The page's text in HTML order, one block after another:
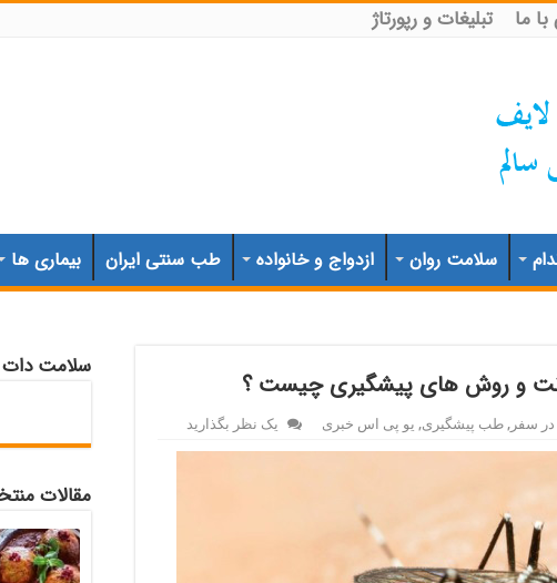
ما تبلیغات و رپورتاژ
سلامت روان ازدواج و خانواده طب سنتی ایران بیماری ها
و روش های پیشگیری چیست ؟
سفر ,طب پیشگیری, یو پی اس خبری یک نظر بگذارید
سلامت دات
مقالات